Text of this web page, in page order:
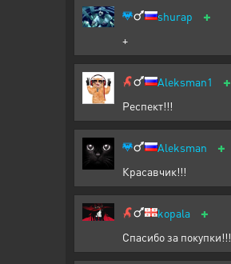
shurap +
+
Aleksman1 +
Респект!!!
Aleksman +
Красавчик!!!
kopala +
Спасибо за покупки!!!